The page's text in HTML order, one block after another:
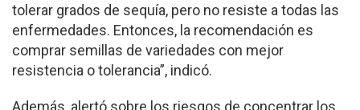
tolerar grados de sequía, pero no resiste a todas las
enfermedades. Entonces, la recomendación es
comprar semillas de variedades con mejor
resistencia o tolerancia”, indicó.
Además, alertó sobre los riesgos de concentrar los